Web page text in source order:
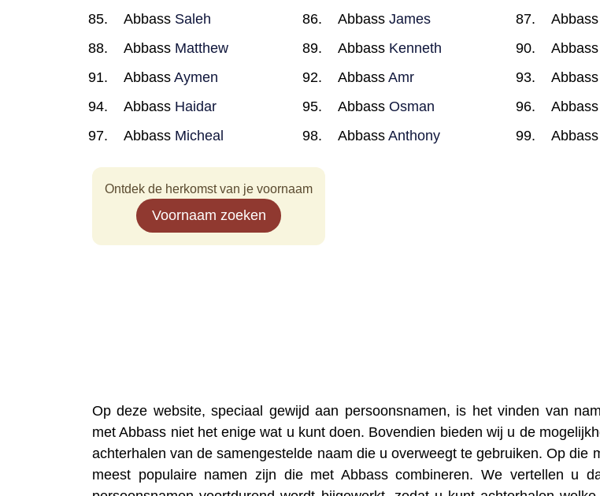
Abbass Saleh Abbass James
Abbass Matthew Abbass Kenneth
Abbass Aymen Abbass Amr Abbass
Abbass Haidar Abbass Osman Abbass
Abbass Micheal Abbass Anthony Abbass
Ontdek de herkomst van je voornaam
Voornaam zoeken
Op deze website, speciaal gewijd aan persoonsnamen, is het vinden van
met Abbass niet het enige wat u kunt doen. Bovendien bieden wij u de
achterhalen van de samengestelde naam die u overweegt te gebruiken. Op die
meest populaire namen zijn die met Abbass combineren. We vertellen u